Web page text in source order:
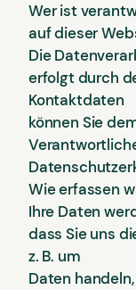
Wer ist
auf dieser
Die
erfolgt durch
Kontaktdaten
können Sie
Wie erfassen
Ihre Daten
dass Sie uns
z. B. um
Daten